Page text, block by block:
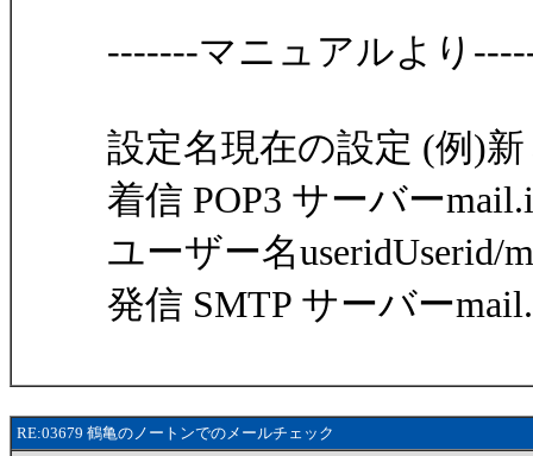
-------マニュアルより
設定名現在の設定 (例)
着信 POP3 サーバー
ユーザー名useridUserid/
発信 SMTP サーバー
RE:03679 鶴亀のノートンでのメールチェック